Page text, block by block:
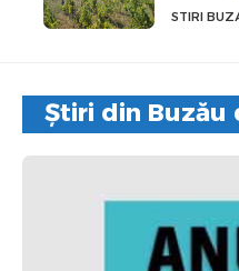
STIRI
Știri din Buzău